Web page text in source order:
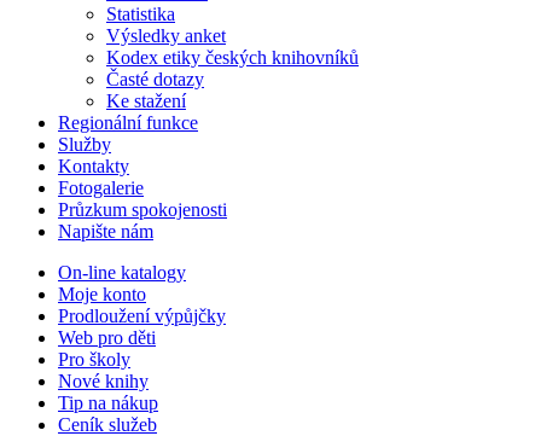
Statistika
Výsledky anket
Kodex etiky českých knihovníků
Časté dotazy
Ke stažení
Regionální funkce
Služby
Kontakty
Fotogalerie
Průzkum spokojenosti
Napište nám
On-line katalogy
Moje konto
Prodloužení výpůjčky
Web pro děti
Pro školy
Nové knihy
Tip na nákup
Ceník služeb